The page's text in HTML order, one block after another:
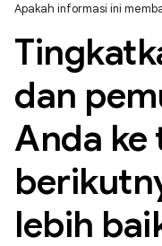
Apakah informasi ini
dan
Anda
lebih